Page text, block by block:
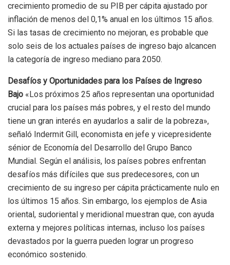
crecimiento promedio de su PIB per cápita ajustado por
inflación de menos del 0,1% anual en los últimos 15 años.
Si las tasas de crecimiento no mejoran, es probable que
solo seis de los actuales países de ingreso bajo alcancen
la categoría de ingreso mediano para 2050.
Desafíos y Oportunidades para los Países de Ingreso
Bajo «Los próximos 25 años representan una oportunidad
crucial para los países más pobres, y el resto del mundo
tiene un gran interés en ayudarlos a salir de la pobreza»,
señaló Indermit Gill, economista en jefe y vicepresidente
sénior de Economía del Desarrollo del Grupo Banco
Mundial. Según el análisis, los países pobres enfrentan
desafíos más difíciles que sus predecesores, con un
crecimiento de su ingreso per cápita prácticamente nulo en
los últimos 15 años. Sin embargo, los ejemplos de Asia
oriental, sudoriental y meridional muestran que, con ayuda
externa y mejores políticas internas, incluso los países
devastados por la guerra pueden lograr un progreso
económico sostenido.